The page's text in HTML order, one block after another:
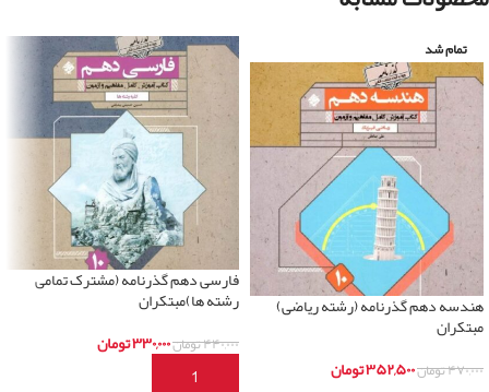
تمام شد
هندسه دهم گذرنامه (رشته ریاضی)
مبتکران
۴۷۰,۰۰۰تومان۳۵۲,۵۰۰تومان
فارسی دهم گذرنامه (مشترک تمامی
رشته ها)مبتکران
۴۴۰,۰۰۰تومان۳۳۰,۰۰۰تومان
افزودن به سبد خرید